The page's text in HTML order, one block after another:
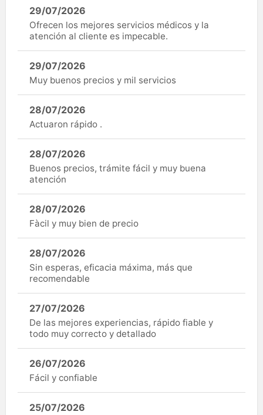
29/07/2026
Ofrecen los mejores servicios médicos y la
atención al cliente es impecable.
29/07/2026
Muy buenos precios y mil servicios
28/07/2026
Actuaron rápido .
28/07/2026
Buenos precios, trámite fácil y muy buena
atención
28/07/2026
Fàcil y muy bien de precio
28/07/2026
Sin esperas, eficacia máxima, más que
recomendable
27/07/2026
De las mejores experiencias, rápido fiable y
todo muy correcto y detallado
26/07/2026
Fácil y confiable
25/07/2026